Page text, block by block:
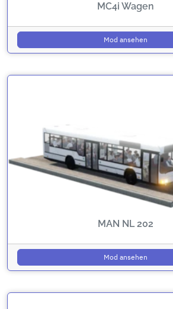
MC4i Wagen
Mod ansehen
MAN NL 202
Mod ansehen